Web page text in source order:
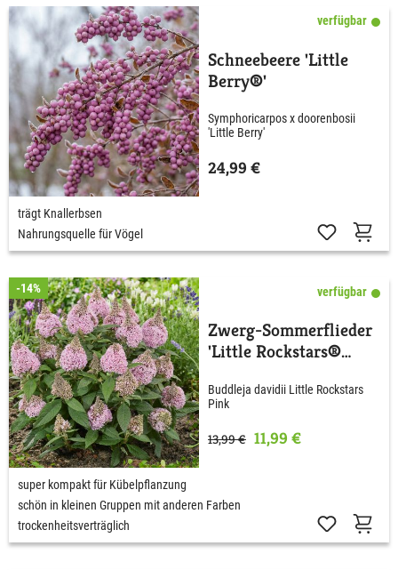
verfügbar
Schneebeere 'Little
Berry®'
Symphoricarpos x doorenbosii
'Little Berry'
24,99 €
trägt Knallerbsen
Nahrungsquelle für Vögel
-14% verfügbar
Zwerg-Sommerflieder
'Little Rockstars®
Buddleja davidii Little Rockstars
Pink
13,99 € 11,99 €
super kompakt für Kübelpflanzung
schön in kleinen Gruppen mit anderen Farben
trockenheitsverträglich